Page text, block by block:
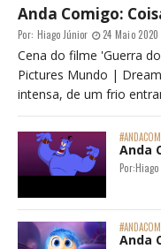
Anda Comigo:
Por: Hiago Júnior 24 Maio 2020
Cena do filme 'Guerra
Pictures Mundo |
intensa, de um frio
Anda
Por:
Anda